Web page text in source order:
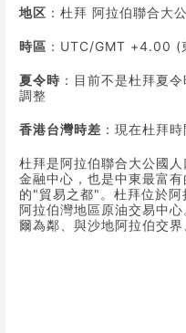
地区 ：杜拜 阿拉伯聯合大
時區 ：UTC/GMT +4.00 (
夏令時 ：目前不是杜拜夏
調整
香港台灣時差 ：現在杜拜
杜拜是阿拉伯聯合大公國
金融中心，也是中東最富
的"貿易之都"。杜拜位於
阿拉伯灣地區原油交易中
爾為鄰、與沙地阿拉伯交界